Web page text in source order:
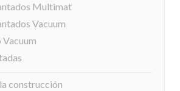
Multimat
Vacuum
construcción